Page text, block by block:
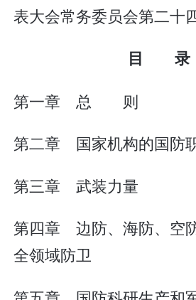
表大会常务委员会第二十
目 录
第一章 总 则
第二章 国家机构的国防
第三章 武装力量
第四章 边防、海防、空
全领域防卫